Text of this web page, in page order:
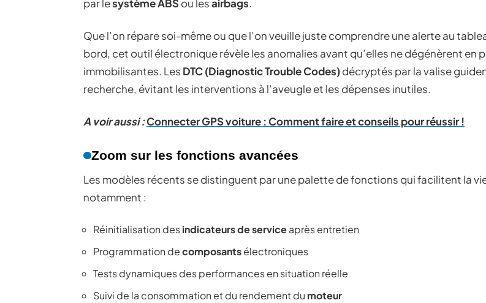
par lesystème ABSou lesairbags.
Que l’on répare soi-même ou que l’on veuille juste comprendre une alerte au
bord, cet outil électronique révèle les anomalies avant qu’elles ne dégénèrent en
immobilisantes. Les DTC (Diagnostic Trouble Codes)décryptés par la valise
recherche, évitant les interventions à l’aveugle et les dépenses inutiles.
A voir aussi :Connecter GPS voiture : Comment faire et conseils pour réussir !
Zoom sur les fonctions avancées
Les modèles récents se distinguent par une palette de fonctions qui facilitent la
notamment :
Réinitialisation desindicateurs de serviceaprès entretien
Programmation decomposantsélectroniques
Tests dynamiques des performances en situation réelle
Suivi de la consommation et du rendement du moteur